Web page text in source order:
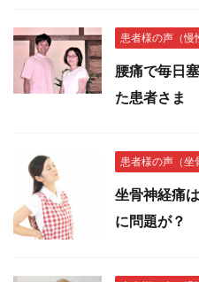
患者様の声（慢
腰痛で毎日
た患者さま
患者様の声（坐
坐骨神経痛
に問題が？